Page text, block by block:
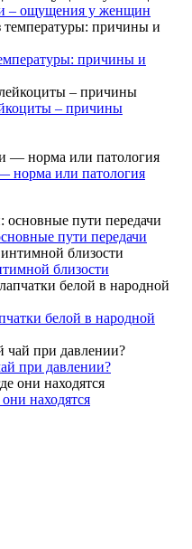
– ощущения у женщин
причины и
– причины
норма или патология
пути передачи
близости
белой в народной
при давлении?
находятся